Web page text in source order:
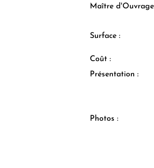
Maître
Surface :
Coût :
Présentation :
Photos :